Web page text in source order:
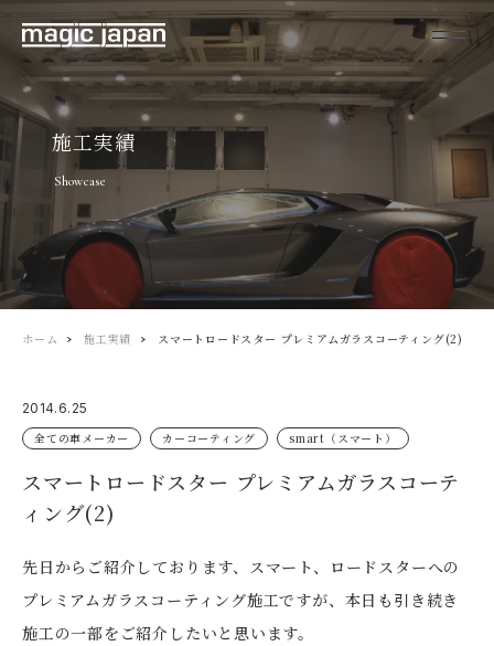
施工実績
Showcase
ホーム 施工実績 スマートロードスター プレミアムガラスコーティング(2)
2014.6.25
全ての車メーカー
カーコーティング smart（スマート）
スマートロードスター プレミアムガラスコーテ
ィング(2)
先日からご紹介しております、スマート、ロードスターへの
プレミアムガラスコーティング施工ですが、本日も引き続き
施工の一部をご紹介したいと思います。